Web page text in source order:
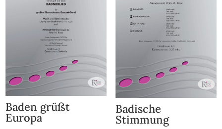
Baden grüßt
Europa
Badische
Stimmung